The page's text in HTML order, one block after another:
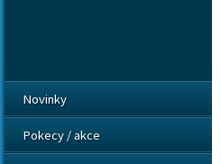
Novinky
Pokecy / akce